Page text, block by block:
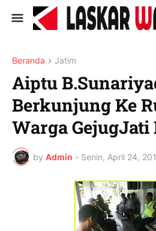
Beranda Jatim
Aiptu
Berkunjung Ke
Warga GejugJati
by Admin - Senin, April 24,